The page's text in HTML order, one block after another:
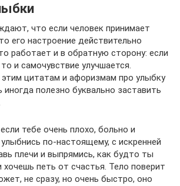
что если человек принимает
его настроение действительно
работает и в обратную сторону: если
и самочувствие улучшается.
этим цитатам и афоризмам про улыбку
полезно буквально заставить
тебе очень плохо, больно и
по-настоящему, с искренней
плечи и выпрямись, как будто ты
хочешь петь от счастья. Тело поверит
не сразу, но очень быстро, оно